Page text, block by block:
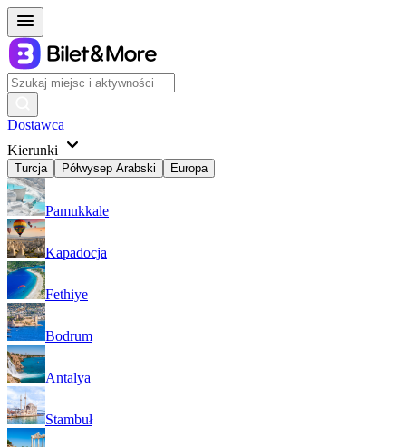
Dostawca
Kierunki
Turcja Półwysep Arabski Europa
Pamukkale
Kapadocja
Fethiye
Bodrum
Antalya
Stambuł